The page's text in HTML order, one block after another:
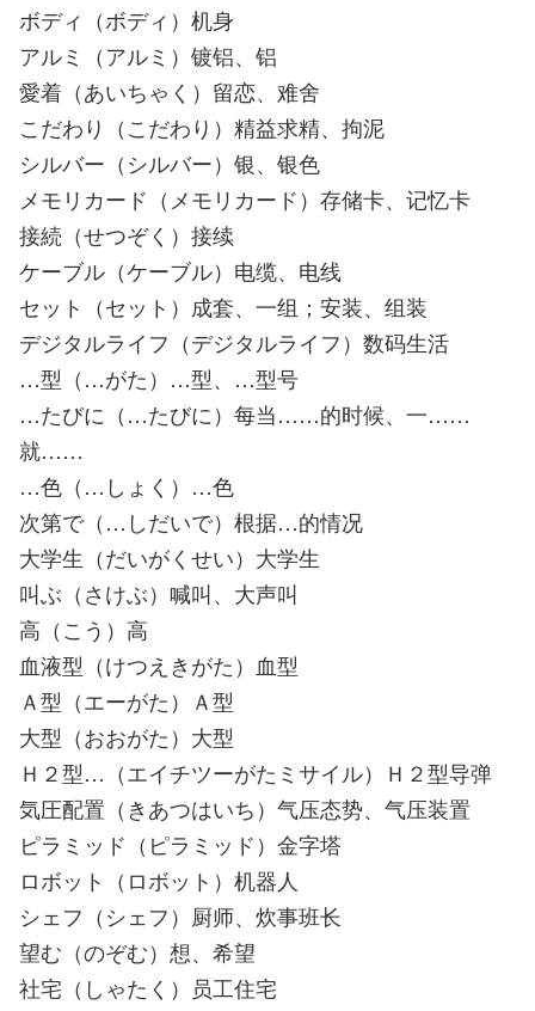
ボディ（ボディ）机身
アルミ（アルミ）镀铝、铝
愛着（あいちゃく）留恋、难舍
こだわり（こだわり）精益求精、拘泥
シルバー（シルバー）银、银色
メモリカード（メモリカード）存储卡、记忆卡
接続（せつぞく）接续
ケーブル（ケーブル）电缆、电线
セット（セット）成套、一组；安装、组装
デジタルライフ（デジタルライフ）数码生活
…型（…がた）…型、…型号
…たびに（…たびに）每当……的时候、一……
就……
…色（…しょく）…色
次第で（…しだいで）根据…的情况
大学生（だいがくせい）大学生
叫ぶ（さけぶ）喊叫、大声叫
高（こう）高
血液型（けつえきがた）血型
Ａ型（エーがた）Ａ型
大型（おおがた）大型
Ｈ２型…（エイチツーがたミサイル）Ｈ２型导弹
気圧配置（きあつはいち）气压态势、气压装置
ピラミッド（ピラミッド）金字塔
ロボット（ロボット）机器人
シェフ（シェフ）厨师、炊事班长
望む（のぞむ）想、希望
社宅（しゃたく）员工住宅